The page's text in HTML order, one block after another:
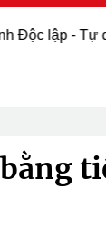
- Tự do -